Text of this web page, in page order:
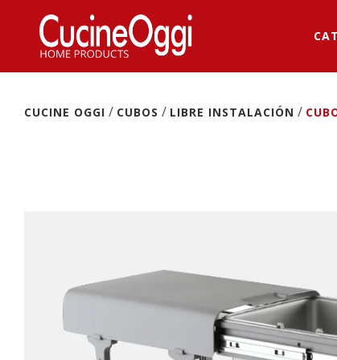
CUCINE OGGI / CUBOS / LIBRE INSTALACIÓN /